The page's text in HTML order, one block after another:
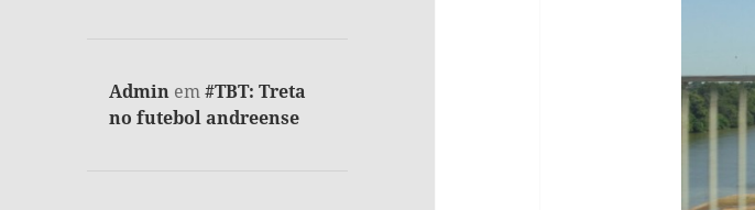
Admin em#TBT: Treta
no futebol andreense